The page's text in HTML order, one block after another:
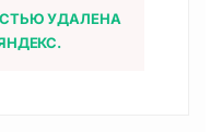
УДАЛЕНА